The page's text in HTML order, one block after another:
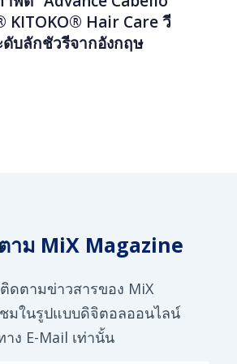
KITOKO® Hair Care วี
บลักชัวรีจากอังกฤษ
าม MiX Magazine
ดตามข่าวสารของ MiX
มในรูปแบบดิจิตอลออนไลน์
ง E-Mail เท่านั้น